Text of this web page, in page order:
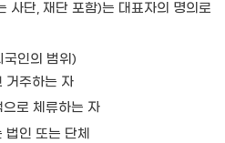
사단, 재단 포함)는 대표자의 명의로
국인의 범위)
거주하는 자
으로 체류하는 자
인 또는 단체